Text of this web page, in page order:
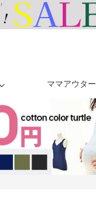
ママアウター